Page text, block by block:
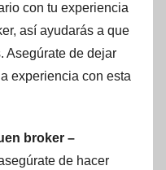
con tu experiencia
así ayudarás a que
Asegúrate de dejar
experiencia con esta
broker –
de hacer